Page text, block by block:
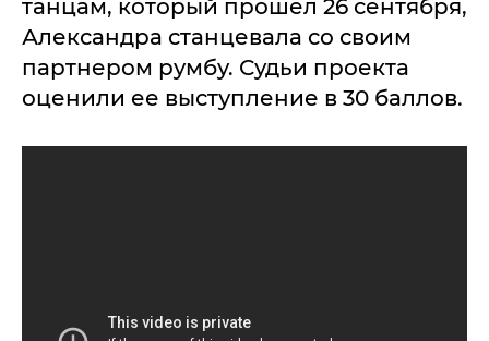
танцам, который прошел 26 сентября,
Александра станцевала со своим
партнером румбу. Судьи проекта
оценили ее выступление в 30 баллов.